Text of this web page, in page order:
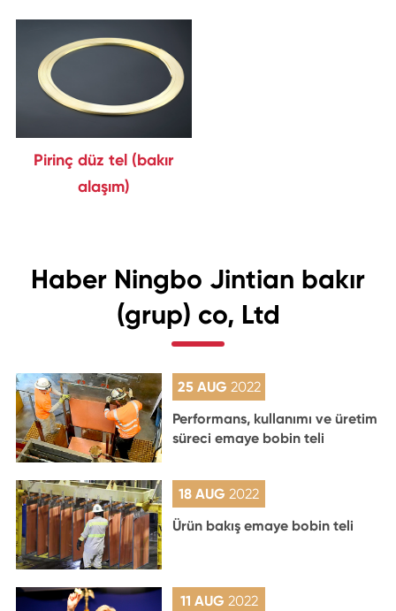
Pirinç düz tel (bakır
alaşım)
Haber Ningbo Jintian bakır
(grup) co, Ltd
25 AUG 2022
Performans, kullanımı ve üretim
süreci emaye bobin teli
18 AUG2022
Ürün bakış emaye bobin teli
11 AUG 2022